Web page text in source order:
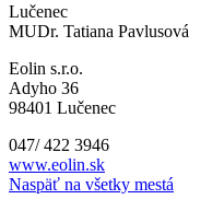
Lučenec
MUDr. Tatiana Pavlusová
Eolin s.r.o.
Adyho 36
98401 Lučenec
047/ 422 3946
www.eolin.sk
Naspäť na všetky mestá